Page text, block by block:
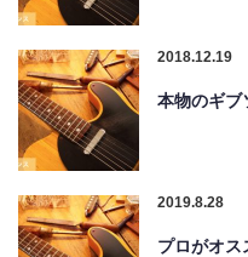
2018.12.19
本物のギブ
2019.8.28
プロがオス